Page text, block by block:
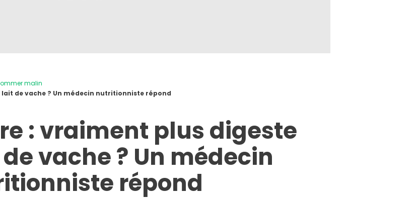
malin
de vache ? Un médecin nutritionniste répond
: vraiment plus digeste
vache ? Un médecin
répond